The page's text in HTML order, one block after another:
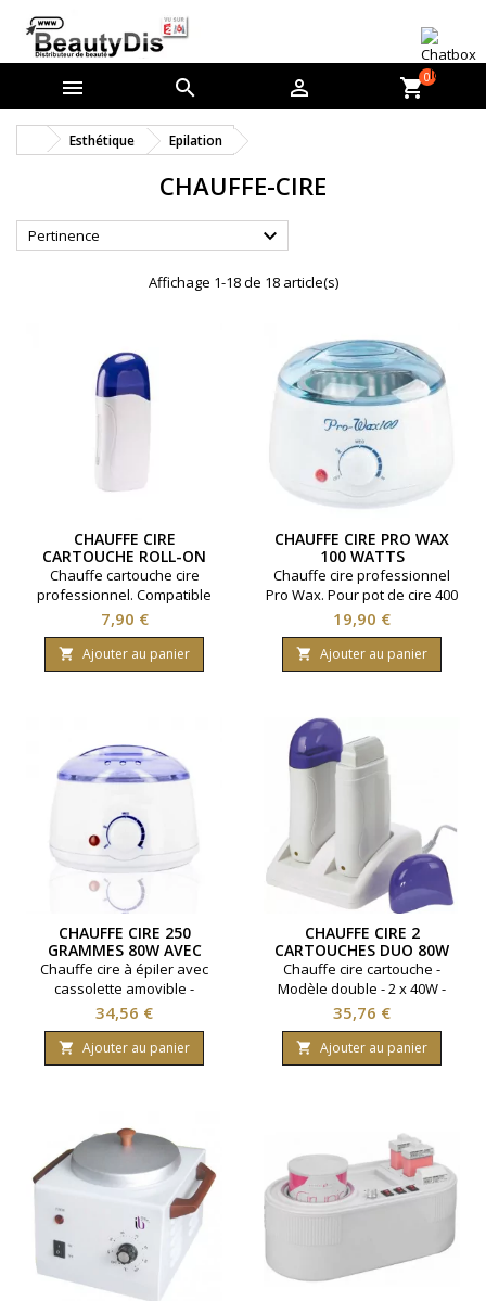
   shopping_cart0
Esthétique Epilation
CHAUFFE-CIRE
Pertinence 
Affichage 1-18 de 18 article(s)
CHAUFFE CIRE
CARTOUCHE ROLL-ON
PROFESSIONNEL
Chauffe cartouche cire
professionnel. Compatible
cartouche classique. Fenêtre
de contrôle. Puissance 40
watts.
Prix
7,90 €
 Ajouter au panier
CHAUFFE CIRE PRO WAX
100 WATTS
Chauffe cire professionnel
Pro Wax. Pour pot de cire 400
grammes ou cire en pastille.
Capacité maximale 0.4 litres.
Puissance 100 watts.
Prix
19,90 €
 Ajouter au panier
CHAUFFE CIRE 250
GRAMMES 80W AVEC
CASSOLETTE AMOVIBLE
Chauffe cire à épiler avec
cassolette amovible -
Capacité 250gr - 80W
Prix
34,56 €
 Ajouter au panier
CHAUFFE CIRE 2
CARTOUCHES DUO 80W
Chauffe cire cartouche -
Modèle double - 2 x 40W -
Integral beauty
Prix
35,76 €
 Ajouter au panier